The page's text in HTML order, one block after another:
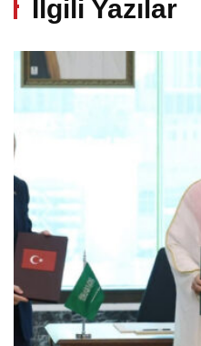
İlgili Yazılar